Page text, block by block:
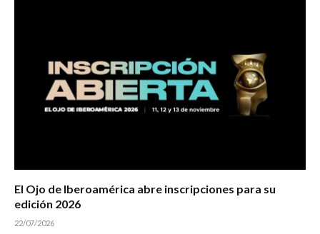
El Ojo de Iberoamérica abre inscripciones para su
edición 2026
22/07/2026